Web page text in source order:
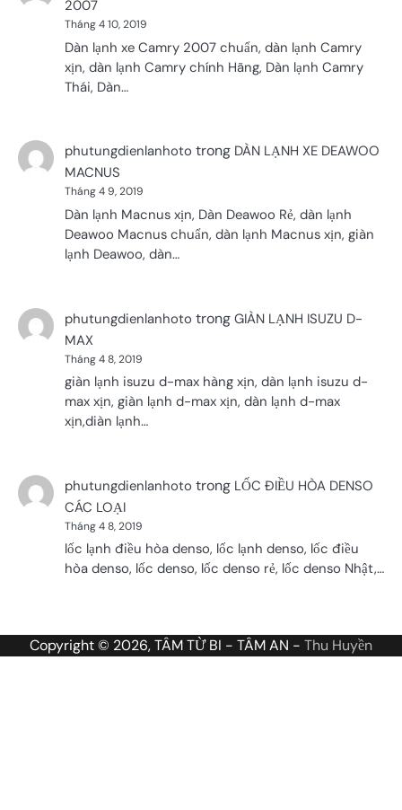
2007
Tháng 4 10, 2019
Dàn lạnh xe Camry 2007 chuẩn, dàn lạnh Camry
xịn, dàn lạnh Camry chính Hãng, Dàn lạnh Camry
Thái, Dàn…
phutungdienlanhoto trong DÀN LẠNH XE DEAWOO
MACNUS
Tháng 4 9, 2019
Dàn lạnh Macnus xịn, Dàn Deawoo Rẻ, dàn lạnh
Deawoo Macnus chuẩn, dàn lạnh Macnus xịn, giàn
lạnh Deawoo, dàn…
phutungdienlanhoto trong GIÀN LẠNH ISUZU D-
MAX
Tháng 4 8, 2019
giàn lạnh isuzu d-max hàng xịn, dàn lạnh isuzu d-
max xịn, giàn lạnh d-max xịn, dàn lạnh d-max
xịn,diàn lạnh…
phutungdienlanhoto trong LỐC ĐIỀU HÒA DENSO
CÁC LOẠI
Tháng 4 8, 2019
lốc lạnh điều hòa denso, lốc lạnh denso, lốc điều
hòa denso, lốc denso, lốc denso rẻ, lốc denso Nhật,…
Copyright © 2026, TÂM TỪ BI - TÂM AN - Thu Huyền